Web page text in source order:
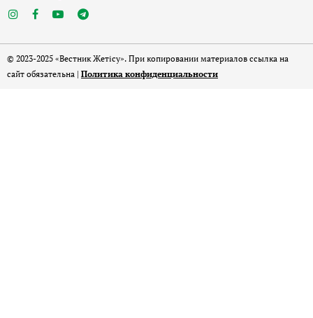
© 2023-2025 «Вестник Жетісу». При копировании материалов ссылка на
сайт обязательна | Политика конфиденциальности